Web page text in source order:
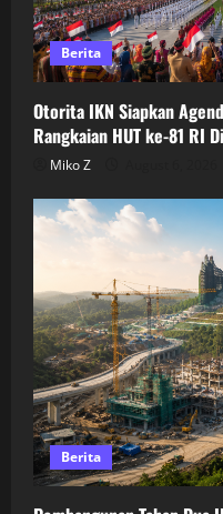
Berita
Otorita IKN Siapkan
Rangkaian HUT ke-81 RI
Miko Z
Berita